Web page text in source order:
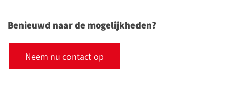
Benieuwd naar de mogelijkheden?
Neem nu contact op